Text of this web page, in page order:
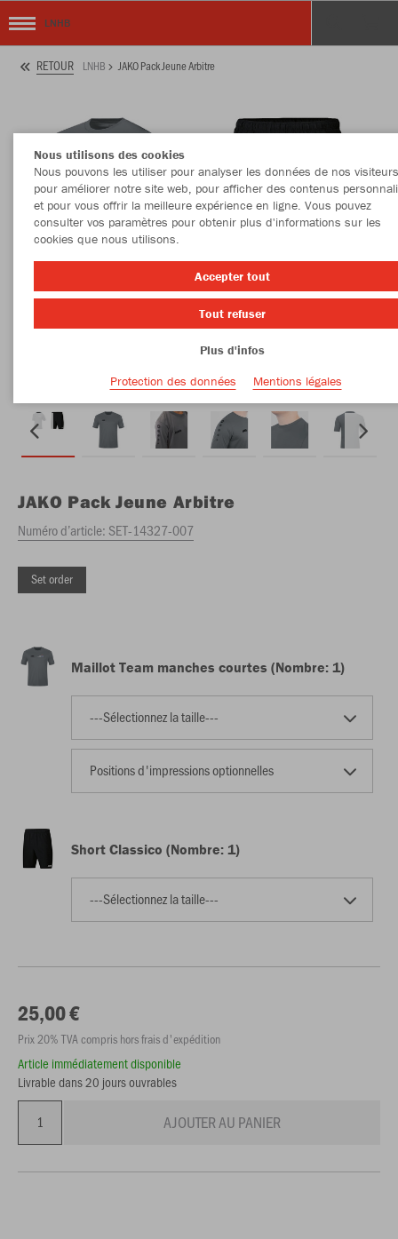
LNHB
RETOUR LNHB JAKO Pack Jeune Arbitre
JAKO Pack Jeune Arbitre
Numéro d’article:SET-14327-007
Set order
Maillot Team manches courtes (Nombre: 1)
---Sélectionnez la taille---
Positions d'impressions optionnelles
Short Classico (Nombre: 1)
---Sélectionnez la taille---
25,00 €
Prix 20% TVA compris hors frais d'expédition
Article immédiatement disponible
Livrable dans 20 jours ouvrables
AJOUTER AU PANIER
Nous utilisons des cookies
Nous pouvons les utiliser pour analyser les données de nos
pour améliorer notre site web, pour afficher des contenus
et pour vous offrir la meilleure expérience en ligne. Vous pouvez
consulter vos paramètres pour obtenir plus d'informations sur les
cookies que nous utilisons.
Accepter tout
Tout refuser
Plus d'infos
Protection des données
Mentions légales